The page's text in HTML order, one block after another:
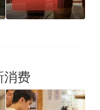
消费